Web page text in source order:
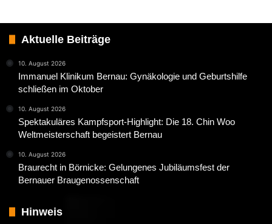
Aktuelle Beiträge
10. August 2026
Immanuel Klinikum Bernau: Gynäkologie und Geburtshilfe
schließen im Oktober
10. August 2026
Spektakuläres Kampfsport-Highlight: Die 18. Chin Woo
Weltmeisterschaft begeistert Bernau
10. August 2026
Braurecht in Börnicke: Gelungenes Jubiläumsfest der
Bernauer Braugenossenschaft
Hinweis